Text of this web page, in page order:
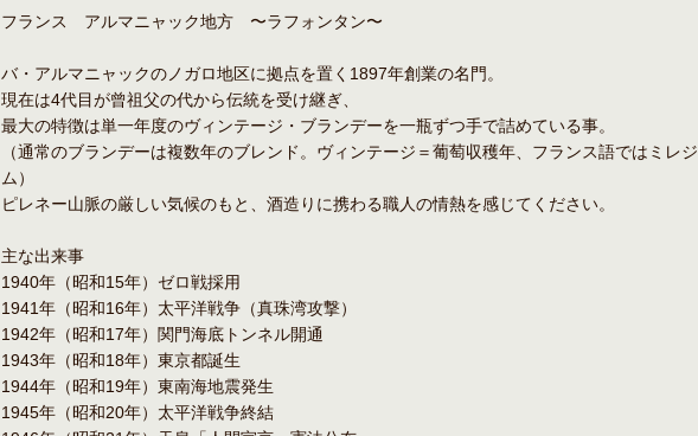
フランス アルマニャック地方 〜ラフォンタン〜
バ・アルマニャックのノガロ地区に拠点を置く1897年創業の名門。
現在は4代目が曾祖父の代から伝統を受け継ぎ、
最大の特徴は単一年度のヴィンテージ・ブランデーを一瓶ずつ手で詰めている事。
（通常のブランデーは複数年のブレンド。ヴィンテージ＝葡萄収穫年、フランス語ではミレジ
ム）
ピレネー山脈の厳しい気候のもと、酒造りに携わる職人の情熱を感じてください。
主な出来事
1940年（昭和15年）ゼロ戦採用
1941年（昭和16年）太平洋戦争（真珠湾攻撃）
1942年（昭和17年）関門海底トンネル開通
1943年（昭和18年）東京都誕生
1944年（昭和19年）東南海地震発生
1945年（昭和20年）太平洋戦争終結